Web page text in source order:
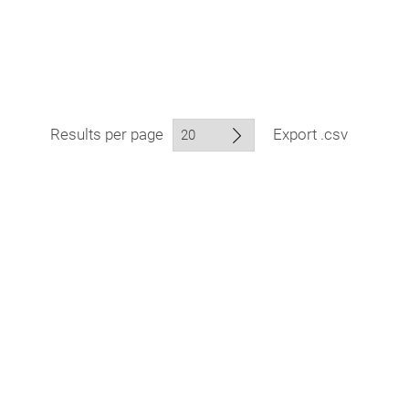
Results per page Export .csv